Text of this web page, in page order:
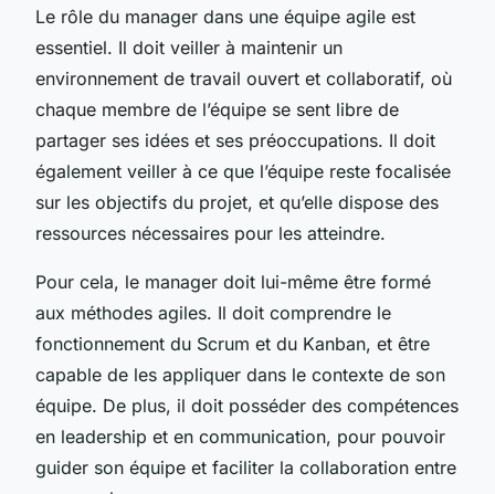
Le rôle du manager dans une équipe agile est
essentiel. Il doit veiller à maintenir un
environnement de travail ouvert et collaboratif, où
chaque membre de l’équipe se sent libre de
partager ses idées et ses préoccupations. Il doit
également veiller à ce que l’équipe reste focalisée
sur les objectifs du projet, et qu’elle dispose des
ressources nécessaires pour les atteindre.
Pour cela, le manager doit lui-même être formé
aux méthodes agiles. Il doit comprendre le
fonctionnement du Scrum et du Kanban, et être
capable de les appliquer dans le contexte de son
équipe. De plus, il doit posséder des compétences
en leadership et en communication, pour pouvoir
guider son équipe et faciliter la collaboration entre